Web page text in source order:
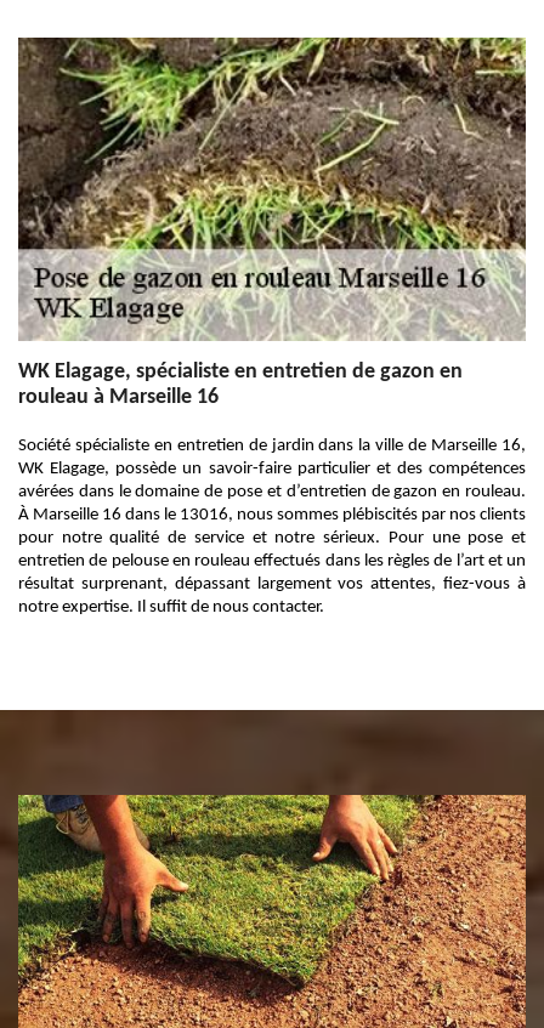
WK Elagage, spécialiste en entretien de gazon en
rouleau à Marseille 16
Société spécialiste en entretien de jardin dans la ville de Marseille 16,
WK Elagage, possède un savoir-faire particulier et des compétences
avérées dans le domaine de pose et d’entretien de gazon en rouleau.
À Marseille 16 dans le 13016, nous sommes plébiscités par nos clients
pour notre qualité de service et notre sérieux. Pour une pose et
entretien de pelouse en rouleau effectués dans les règles de l’art et un
résultat surprenant, dépassant largement vos attentes, fiez-vous à
notre expertise. Il suffit de nous contacter.